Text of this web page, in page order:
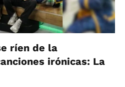
ríen de la
irónicas: La